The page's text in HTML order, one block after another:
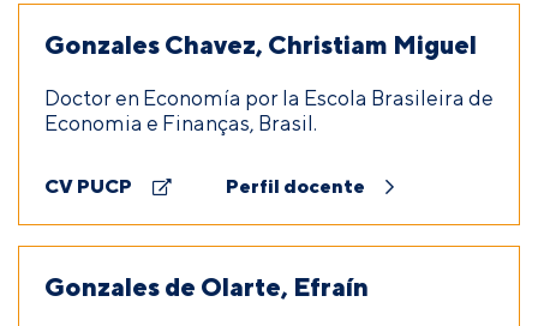
Gonzales Chavez, Christiam Miguel
Doctor en Economía por la Escola Brasileira de
Economia e Finanças, Brasil.
CV PUCP Perfil docente
Gonzales de Olarte, Efraín